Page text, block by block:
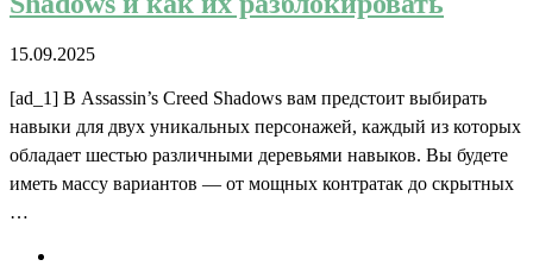
15.09.2025
[ad_1] В Assassin’s Creed Shadows вам предстоит выбирать
навыки для двух уникальных персонажей, каждый из которых
обладает шестью различными деревьями навыков. Вы будете
иметь массу вариантов — от мощных контратак до скрытных
…